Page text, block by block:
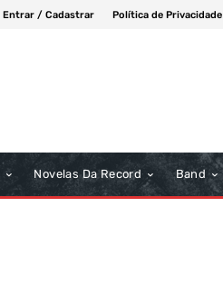
Entrar / Cadastrar Política de Privacidade
Novelas Da Record Band